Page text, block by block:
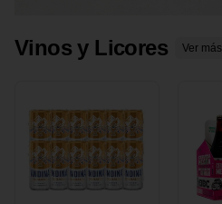
Vinos y Licores Ver más